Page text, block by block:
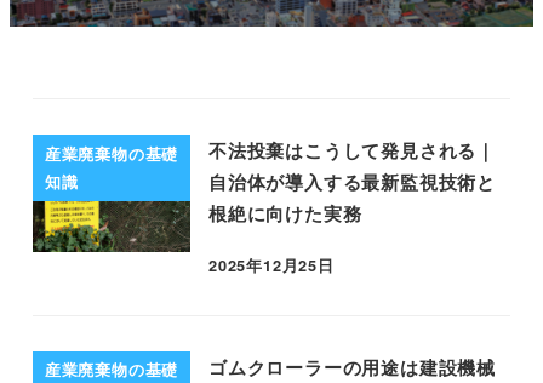
産業廃棄物の基礎
知識
不法投棄はこうして発見される｜
自治体が導入する最新監視技術と
根絶に向けた実務
2025年12月25日
産業廃棄物の基礎
ゴムクローラーの用途は建設機械